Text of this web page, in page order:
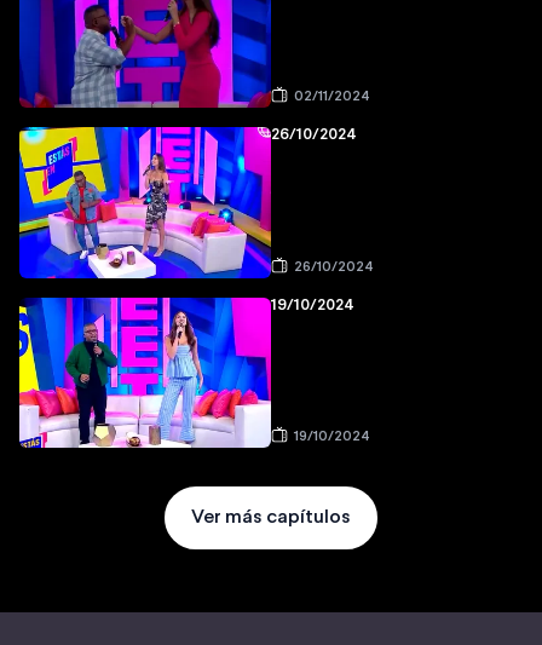
02/11/2024
26/10/2024
26/10/2024
19/10/2024
19/10/2024
Ver más capítulos